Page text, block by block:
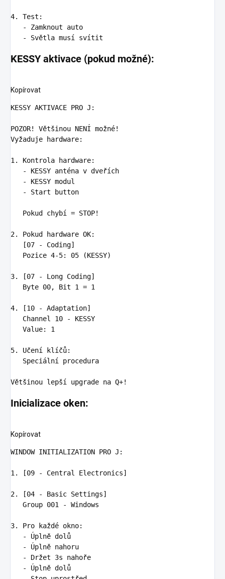
4. Test :
-
Zamknout auto
-
Světla musí svítit
KESSY aktivace (pokud možné):
Kopírovat
KESSY AKTIVACE PRO J
POZOR! Většinou NENÍ možné!
Vyžaduje hardware
1. Kontrola hardware:
-
KESSY anténa v dveřích
-
KESSY modul
-
Start button
Pokud chybí = STOP!
2. Pokud hardware OK:
[07 - Coding]
   Pozice 4-5
: 05 (KESSY)
3. [07 - Long Coding]
   Byte 00, Bit 1 = 1
4. [10 - Adaptation]
   Channel 10 - KESSY
   Value
: 1
5. Učení klíčů:
   Speciální procedura
Inicializace oken:
Kopírovat
WINDOW INITIALIZATION PRO J:
1. [09 - Central Electronics]
2.
[04 - Basic Settings]
   Group 001 - Windows
3.
   -
   -
   -
   -